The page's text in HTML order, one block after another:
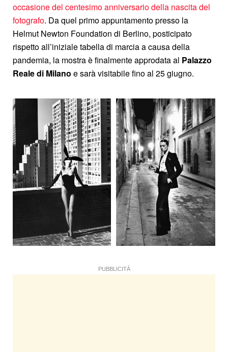
occasione del centesimo anniversario della nascita del
fotografo. Da quel primo appuntamento presso la
Helmut Newton Foundation di Berlino, posticipato
rispetto all’iniziale tabella di marcia a causa della
pandemia, la mostra è finalmente approdata al Palazzo
Reale di Milano e sarà visitabile fino al 25 giugno.
PUBBLICITÀ